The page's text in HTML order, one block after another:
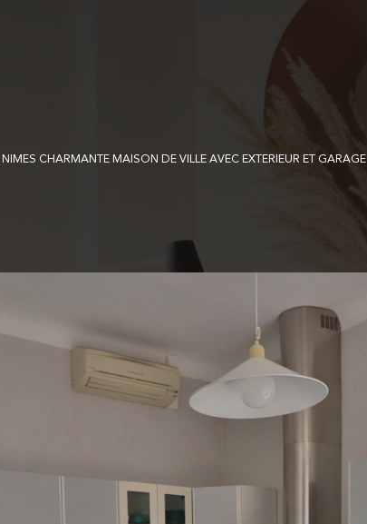
CHARMANTE MAISON DE VILLE AVEC EXTERIEUR ET GARAGE